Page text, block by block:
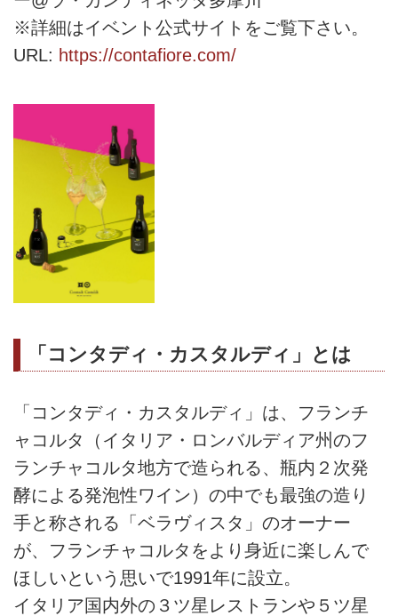
※詳細はイベント公式サイトをご覧下さい。
URL: https://contafiore.com/
「コンタディ・カスタルディ」とは
「コンタディ・カスタルディ」は、フランチ
ャコルタ（イタリア・ロンバルディア州のフ
ランチャコルタ地方で造られる、瓶内２次発
酵による発泡性ワイン）の中でも最強の造り
手と称される「ベラヴィスタ」のオーナー
が、フランチャコルタをより身近に楽しんで
ほしいという思いで1991年に設立。
イタリア国内外の３ツ星レストランや５ツ星